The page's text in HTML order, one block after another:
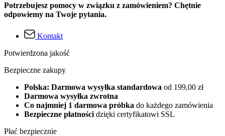
Potrzebujesz pomocy w związku z zamówieniem? Chętnie
odpowiemy na Twoje pytania.
Kontakt
Potwierdzona jakość
Bezpieczne zakupy
Polska: Darmowa wysyłka standardowa od 199,00 zł
Darmowa wysyłka zwrotna
Co najmniej 1 darmowa próbka do każdego zamówienia
Bezpieczne płatności dzięki certyfikatowi SSL
Płać bezpiecznie